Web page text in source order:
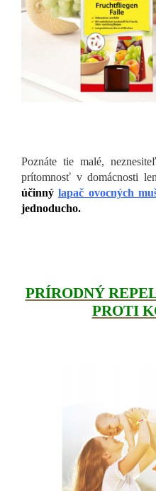
Poznáte tie malé,
prítomnosť v domácnosti
účinnýlapač ovocných
jednoducho.
PRÍRODNÝ
PROTI